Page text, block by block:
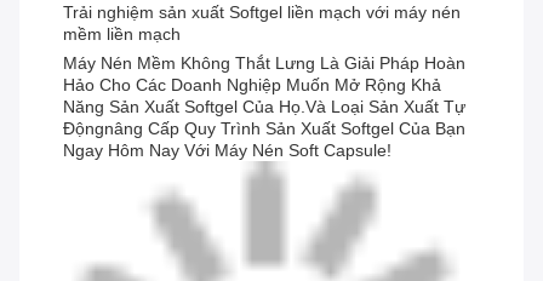
Trải nghiệm sản xuất Softgel liền mạch với máy nén
mềm liền mạch
Máy Nén Mềm Không Thắt Lưng Là Giải Pháp Hoàn
Hảo Cho Các Doanh Nghiệp Muốn Mở Rộng Khả
Năng Sản Xuất Softgel Của Họ.và Loại Sản Xuất Tự
Độngnâng Cấp Quy Trình Sản Xuất Softgel Của Bạn
Ngay Hôm Nay Với Máy Nén Soft Capsule!